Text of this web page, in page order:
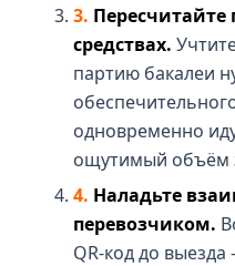
Пересчитайте
средствах.
партию бакалеи
одновременно
ощутимый объём
Наладьте
перевозчиком.
QR-код до выезда